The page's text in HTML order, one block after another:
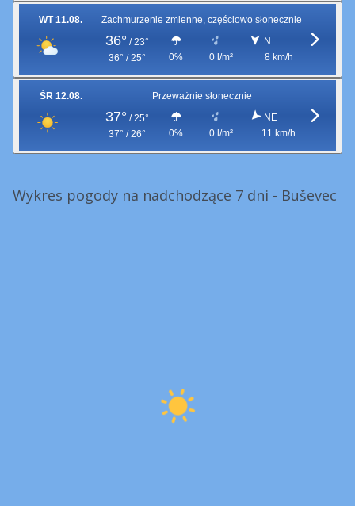
WT 11.08. Zachmurzenie zmienne, częściowo słonecznie
36° / 23°
36° / 25°
0% 0 l/m²
N
8 km/h
ŚR 12.08. Przeważnie słonecznie
37° / 25°
37° / 26°
0% 0 l/m²
NE
11 km/h
Wykres pogody na nadchodzące 7 dni - Buševec